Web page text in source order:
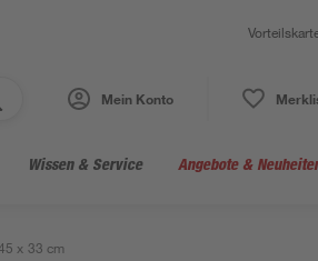
Mein Konto
Wissen & Service Angebote &
x 33 cm